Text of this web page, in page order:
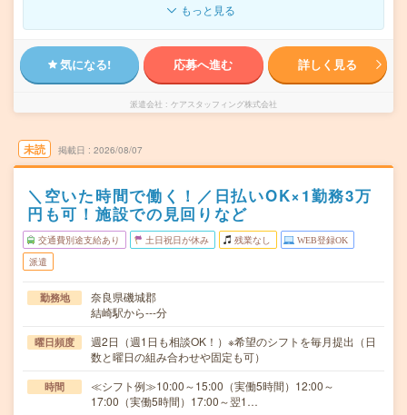
もっと見る
気になる! 応募へ進む 詳しく見る
派遣会社 ケアスタッフィング株式会社
未読 掲載日 2026/08/07
＼空いた時間で働く！／日払いOK×1勤務3万
円も可！施設での見回りなど
交通費別途支給あり 土日祝日が休み 残業なし WEB登録OK
派遣
勤務地
奈良県磯城郡
結崎駅から---分
曜日頻度
週2日（週1日も相談OK！）※希望のシフトを毎月提出（日
数と曜日の組み合わせや固定も可）
時間
≪シフト例≫10:00～15:00（実働5時間）12:00～
17:00（実働5時間）17:00～翌1…